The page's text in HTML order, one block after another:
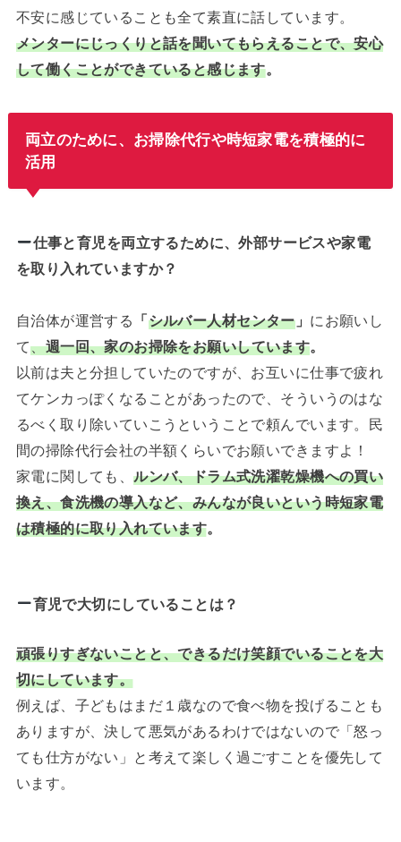
不安に感じていることも全て素直に話しています。
メンターにじっくりと話を聞いてもらえることで、安心
して働くことができていると感じます。
両立のために、お掃除代行や時短家電を積極的に
活用
仕事と育児を両立するために、外部サービスや家電
を取り入れていますか？
自治体が運営する 「シルバー人材センター」 にお願いし
て、週一回、家のお掃除をお願いしています。
以前は夫と分担していたのですが、お互いに仕事で疲れ
てケンカっぽくなることがあったので、そういうのはな
るべく取り除いていこうということで頼んでいます。民
間の掃除代行会社の半額くらいでお願いできますよ！
家電に関しても、ルンバ、ドラム式洗濯乾燥機への買い
換え、食洗機の導入など、みんなが良いという時短家電
は積極的に取り入れています。
育児で大切にしていることは？
頑張りすぎないことと、できるだけ笑顔でいることを大
切にしています。
例えば、子どもはまだ１歳なので食べ物を投げることも
ありますが、決して悪気があるわけではないので「怒っ
ても仕方がない」と考えて楽しく過ごすことを優先して
います。